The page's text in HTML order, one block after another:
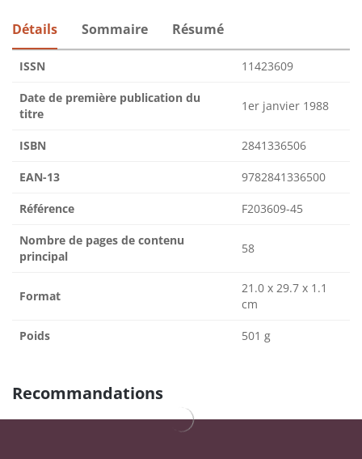
Détails Sommaire Résumé
ISSN 11423609
Date de première publication du
titre
1er janvier 1988
ISBN 2841336506
EAN-13 9782841336500
Référence F203609-45
Nombre de pages de contenu
principal
58
Format
21.0 x 29.7 x 1.1
cm
Poids 501 g
Recommandations